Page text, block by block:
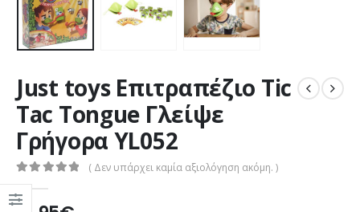
Just toys Επιτραπέζιο Tic
Tac Tongue Γλείψε
Γρήγορα YL052
( Δεν υπάρχει καμία αξιολόγηση ακόμη. )